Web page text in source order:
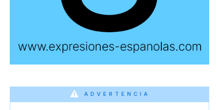
ADVERTENCIA